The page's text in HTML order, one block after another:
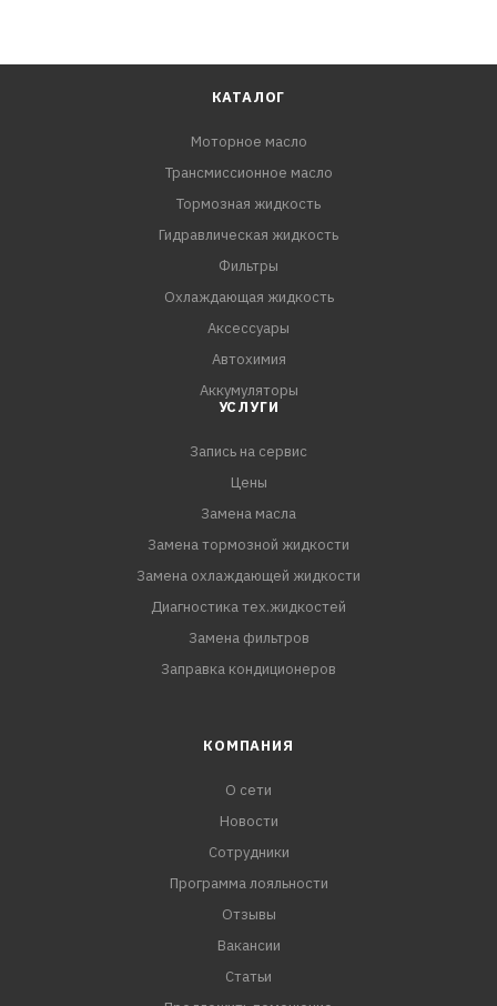
КАТАЛОГ
Моторное масло
Трансмиссионное масло
Тормозная жидкость
Гидравлическая жидкость
Фильтры
Охлаждающая жидкость
Аксессуары
Автохимия
Аккумуляторы
УСЛУГИ
Запись на сервис
Цены
Замена масла
Замена тормозной жидкости
Замена охлаждающей жидкости
Диагностика тех.жидкостей
Замена фильтров
Заправка кондиционеров
КОМПАНИЯ
О сети
Новости
Сотрудники
Программа лояльности
Отзывы
Вакансии
Статьи